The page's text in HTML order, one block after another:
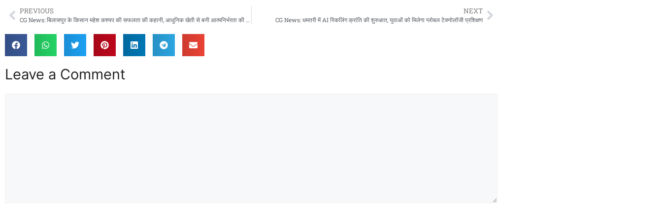
PREVIOUS
CG News: बिलासपुर के किसान महेश कश्यप की सफलता की कहानी, आधुनिक खेती से बनी आत्मनिर्भरता की मिसाल
NEXT
CG News: धमतरी में AI स्किलिंग क्रांति की शुरुआत, युवाओं को मिलेगा ग्लोबल टेक्नोलॉजी प्रशिक्षण
Leave a Comment